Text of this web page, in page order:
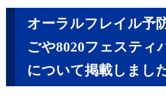
オーラルフレイル予
ごや8020フェスティ
について掲載しました